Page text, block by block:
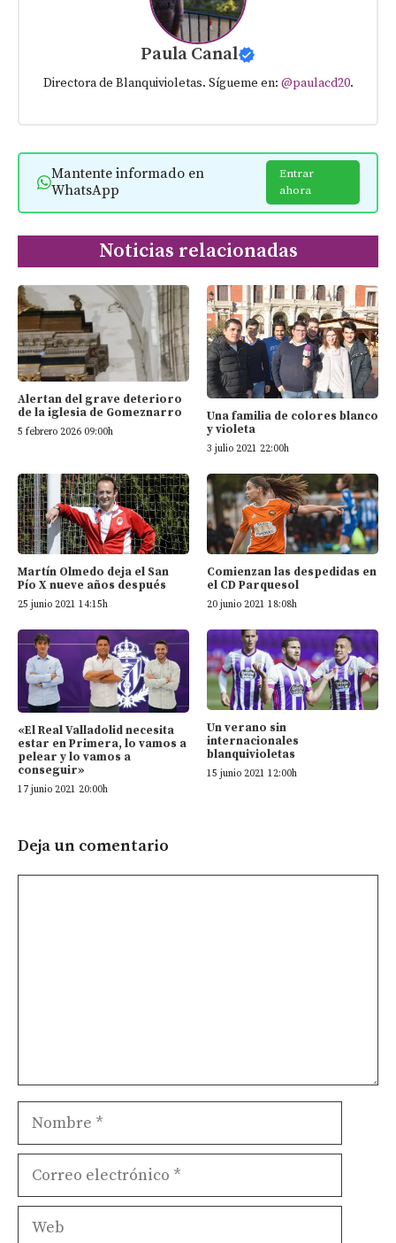
Paula Canal
Directora de Blanquivioletas. Sígueme en: @paulacd20.
Mantente informado en
WhatsApp
Entrar
ahora
Noticias relacionadas
Alertan del grave deterioro
de la iglesia de Gomeznarro
5 febrero 2026 09:00h
Una familia de colores blanco
y violeta
3 julio 2021 22:00h
Martín Olmedo deja el San
Pío X nueve años después
25 junio 2021 14:15h
Comienzan las despedidas en
el CD Parquesol
20 junio 2021 18:08h
«El Real Valladolid necesita
estar en Primera, lo vamos a
pelear y lo vamos a
conseguir»
17 junio 2021 20:00h
Un verano sin
internacionales
blanquivioletas
15 junio 2021 12:00h
Deja un comentario
Nombre
Correo
Web